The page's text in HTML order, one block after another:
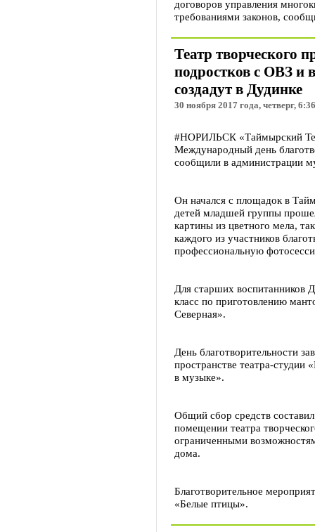
договоров управления
требованиями законов,
Театр творческого
подростков с ОВЗ и
создадут в Дудинке
30 ноября 2017 года, четверг, 6:36
#НОРИЛЬСК «Таймырский
Международный день
сообщили в администрации
Он начался с площадок в
детей младшей группы
картины из цветного мела,
каждого из участников
профессиональную
Для старших воспитанников
класс по приготовлению
Северная».
День благотворительности
пространстве театра-
в музыке».
Общий сбор средств
помещении театра
ограниченными
дома.
Благотворительное
«Белые птицы».